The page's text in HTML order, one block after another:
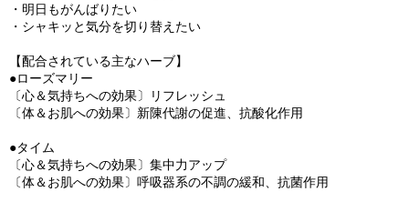
・明日もがんばりたい
・シャキッと気分を切り替えたい
【配合されている主なハーブ】
●ローズマリー
〔心＆気持ちへの効果〕リフレッシュ
〔体＆お肌への効果〕新陳代謝の促進、抗酸化作用
●タイム
〔心＆気持ちへの効果〕集中力アップ
〔体＆お肌への効果〕呼吸器系の不調の緩和、抗菌作用